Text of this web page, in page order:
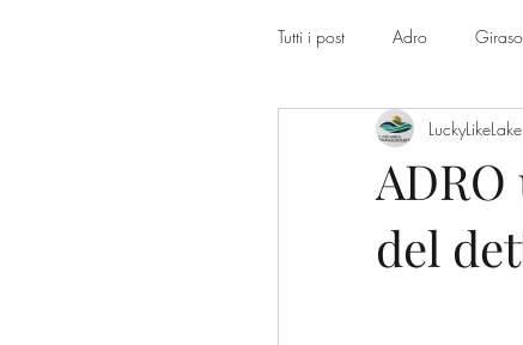
Tutti i post Adro
Dimore Storiche
escursioni trekking
del
LuckyLikeLake